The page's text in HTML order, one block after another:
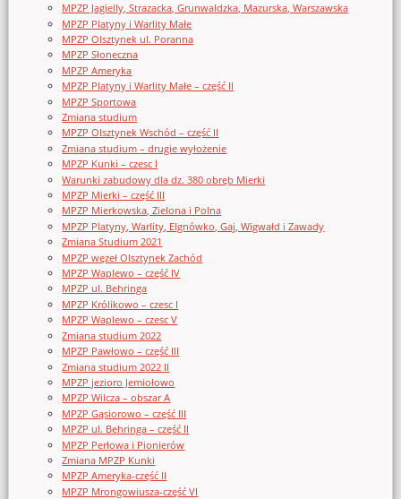
MPZP Jagielly, Strazacka, Grunwaldzka, Mazurska, Warszawska
MPZP Platyny i Warlity Małe
MPZP Olsztynek ul. Poranna
MPZP Słoneczna
MPZP Ameryka
MPZP Platyny i Warlity Małe – część II
MPZP Sportowa
Zmiana studium
MPZP Olsztynek Wschód – część II
Zmiana studium – drugie wyłożenie
MPZP Kunki – czesc I
Warunki zabudowy dla dz. 380 obręb Mierki
MPZP Mierki – część III
MPZP Mierkowska, Zielona i Polna
MPZP Platyny, Warlity, Elgnówko, Gaj, Wigwałd i Zawady
Zmiana Studium 2021
MPZP węzeł Olsztynek Zachód
MPZP Waplewo – część IV
MPZP ul. Behringa
MPZP Królikowo – czesc I
MPZP Waplewo – czesc V
Zmiana studium 2022
MPZP Pawłowo – część III
Zmiana studium 2022 II
MPZP jezioro Jemiołowo
MPZP Wilcza – obszar A
MPZP Gąsiorowo – część III
MPZP ul. Behringa – część II
MPZP Perłowa i Pionierów
Zmiana MPZP Kunki
MPZP Ameryka-część II
MPZP Mrongowiusza-część VI